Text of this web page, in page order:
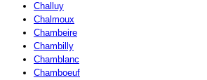
Challuy
Chalmoux
Chambeire
Chambilly
Chamblanc
Chamboeuf